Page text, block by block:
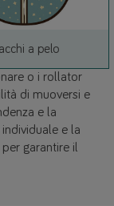
a peloLink
o i rollator
di muoversi e
e la
e la
garantire il